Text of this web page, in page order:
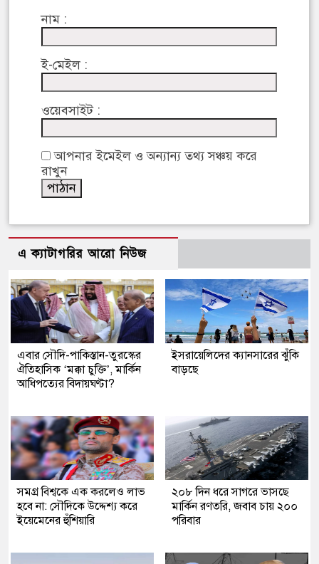
নাম :
ই-মেইল :
ওয়েবসাইট :
আপনার ইমেইল ও অন্যান্য তথ্য সঞ্চয় করে
রাখুন
এ ক্যাটাগরির আরো নিউজ
এবার সৌদি-পাকিস্তান-তুরস্কের
ঐতিহাসিক ‘মক্কা চুক্তি’, মার্কিন
আধিপত্যের বিদায়ঘণ্টা?
ইসরায়েলিদের ক্যানসারের ঝুঁকি
বাড়ছে
সমগ্র বিশ্বকে এক করলেও লাভ
হবে না: সৌদিকে উদ্দেশ্য করে
ইয়েমেনের হুঁশিয়ারি
২০৮ দিন ধরে সাগরে ভাসছে
মার্কিন রণতরি, জবাব চায় ২০০
পরিবার